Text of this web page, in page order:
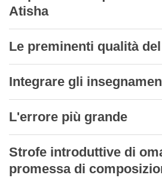
Atisha
Le preminenti qualità
Integrare gli
L'errore più grande
Strofe introduttive di
promessa di